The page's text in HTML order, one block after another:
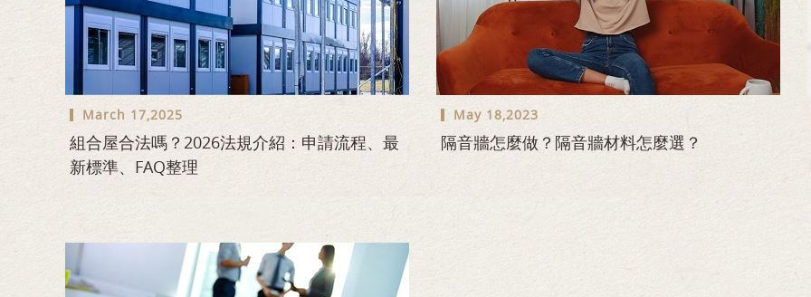
March 17,2025
組合屋合法嗎？2026法規介紹：申請流程、最
新標準、FAQ整理
May 18,2023
隔音牆怎麼做？隔音牆材料怎麼選？